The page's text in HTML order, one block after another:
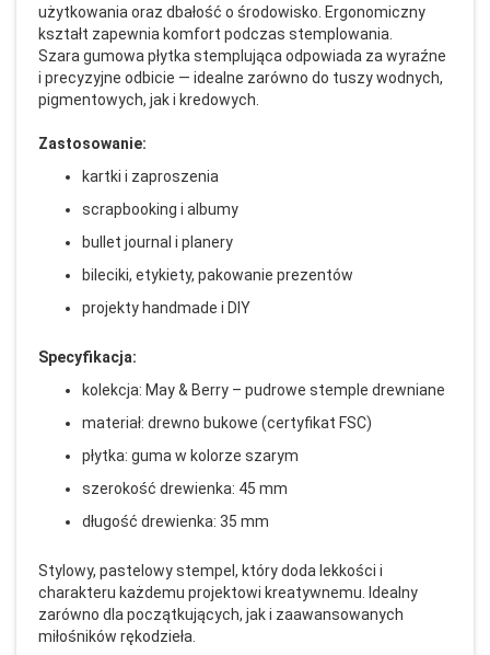
użytkowania oraz dbałość o środowisko. Ergonomiczny
kształt zapewnia komfort podczas stemplowania.
Szara gumowa płytka stemplująca odpowiada za wyraźne
i precyzyjne odbicie — idealne zarówno do tuszy wodnych,
pigmentowych, jak i kredowych.
Zastosowanie:
kartki i zaproszenia
scrapbooking i albumy
bullet journal i planery
bileciki, etykiety, pakowanie prezentów
projekty handmade i DIY
Specyfikacja:
kolekcja: May & Berry – pudrowe stemple drewniane
materiał: drewno bukowe (certyfikat FSC)
płytka: guma w kolorze szarym
szerokość drewienka: 45 mm
długość drewienka: 35 mm
Stylowy, pastelowy stempel, który doda lekkości i
charakteru każdemu projektowi kreatywnemu. Idealny
zarówno dla początkujących, jak i zaawansowanych
miłośników rękodzieła.